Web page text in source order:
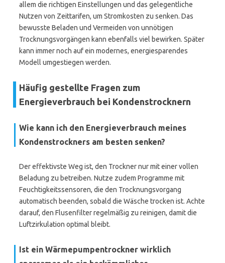
allem die richtigen Einstellungen und das gelegentliche
Nutzen von Zeittarifen, um Stromkosten zu senken. Das
bewusste Beladen und Vermeiden von unnötigen
Trocknungsvorgängen kann ebenfalls viel bewirken. Später
kann immer noch auf ein modernes, energiesparendes
Modell umgestiegen werden.
Häufig gestellte Fragen zum
Energieverbrauch bei Kondenstrocknern
Wie kann ich den Energieverbrauch meines
Kondenstrockners am besten senken?
Der effektivste Weg ist, den Trockner nur mit einer vollen
Beladung zu betreiben. Nutze zudem Programme mit
Feuchtigkeitssensoren, die den Trocknungsvorgang
automatisch beenden, sobald die Wäsche trocken ist. Achte
darauf, den Flusenfilter regelmäßig zu reinigen, damit die
Luftzirkulation optimal bleibt.
Ist ein Wärmepumpentrockner wirklich